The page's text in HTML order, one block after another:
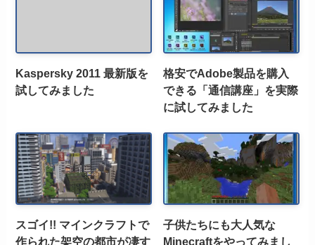
Kaspersky 2011 最新版を
試してみました
格安でAdobe製品を購入
できる「通信講座」を実際
に試してみました
スゴイ!! マインクラフトで
作られた架空の都市が凄す
子供たちにも大人気な
Minecraftをやってみまし